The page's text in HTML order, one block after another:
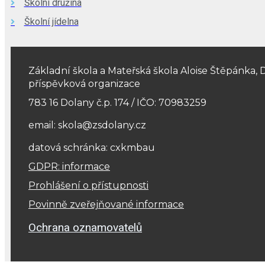
Školní družina
Školní jídelna
Základní škola a Mateřská škola Aloise Štěpánka,
příspěvková organizace
783 16 Dolany č.p. 174 / IČO: 70983259
email: skola@zsdolany.cz
datová schránka: cxkmbau
GDPR: informace
Prohlášení o přístupnosti
Povinně zveřejňované informace
Ochrana oznamovatelů